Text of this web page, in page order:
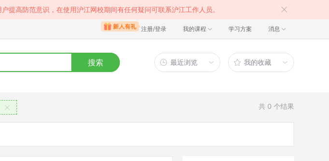
提高防范意识，在使用沪江网校期间有任何疑问可联系沪江工作人员。
注册/登录 我的课程 学习方案 消息
搜索 最近浏览 我的收藏
共 0 个结果